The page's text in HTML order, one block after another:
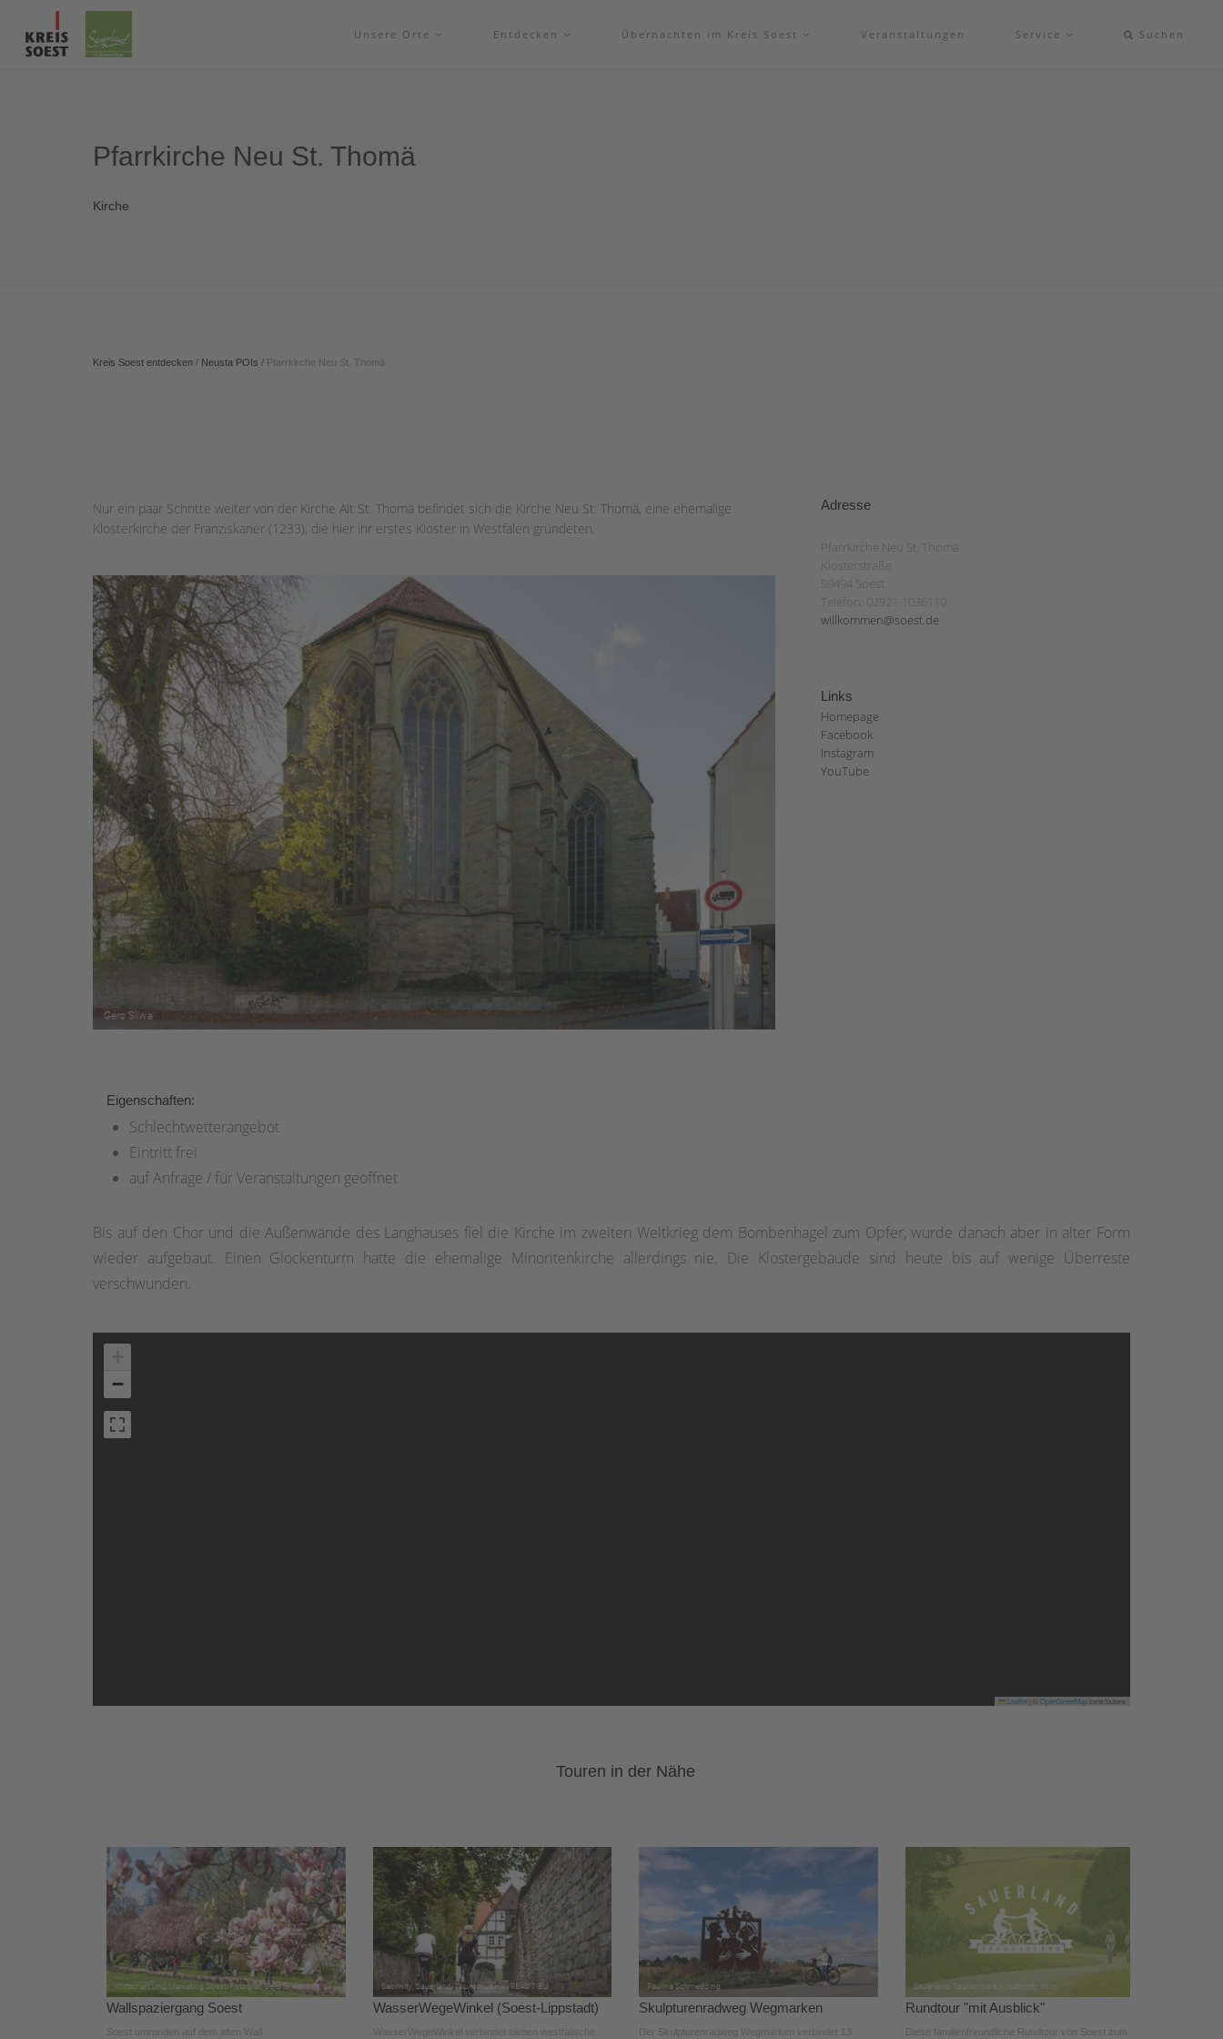
Unsere Orte Entdecken Übernachten im Kreis Soest Veranstaltungen Service Suchen
Pfarrkirche Neu St. Thomä
Kirche
Kreis Soest entdecken / Neusta POIs / Pfarrkirche Neu St. Thomä
Nur ein paar Schritte weiter von der Kirche Alt St. Thomä befindet sich die Kirche Neu St. Thomä, eine ehemalige
Klosterkirche der Franziskaner (1233), die hier ihr erstes Kloster in Westfalen gründeten.
Adresse
Pfarrkirche Neu St. Thomä
Klosterstraße
59494 Soest
Telefon: 02921-1036110
willkommen@soest.de
Links
Homepage
Facebook
Instagram
YouTube
Eigenschaften:
Schlechtwetterangebot
Eintritt frei
auf Anfrage / für Veranstaltungen geöffnet
Bis auf den Chor und die Außenwände des Langhauses fiel die Kirche im zweiten Weltkrieg dem Bombenhagel zum Opfer, wurde danach aber in alter Form
wieder aufgebaut. Einen Glockenturm hatte die ehemalige Minoritenkirche allerdings nie. Die Klostergebäude sind heute bis auf wenige Überreste
verschwunden.
−
Leaflet OpenStreetMapcontributors
Touren in der Nähe
Wallspaziergang Soest
Soest umrunden auf dem alten Wall
WasserWegeWinkel (Soest-Lippstadt)
WasserWegeWinkel verbindet sieben westfälische
Skulpturenradweg Wegmarken
Der Skulpturenradweg Wegmarken verbindet 13
Rundtour "mit Ausblick"
Diese familienfreundliche Rundtour von Soest zum